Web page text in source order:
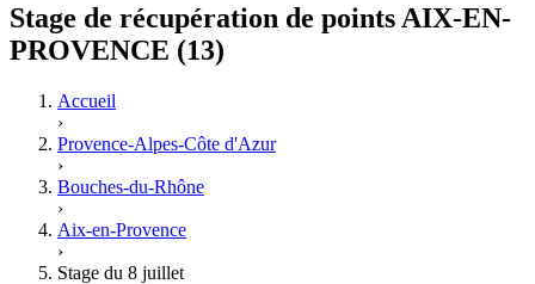
Stage de récupération de points AIX-EN-
PROVENCE (13)
Accueil
›
Provence-Alpes-Côte d'Azur
›
Bouches-du-Rhône
›
Aix-en-Provence
›
Stage du 8 juillet